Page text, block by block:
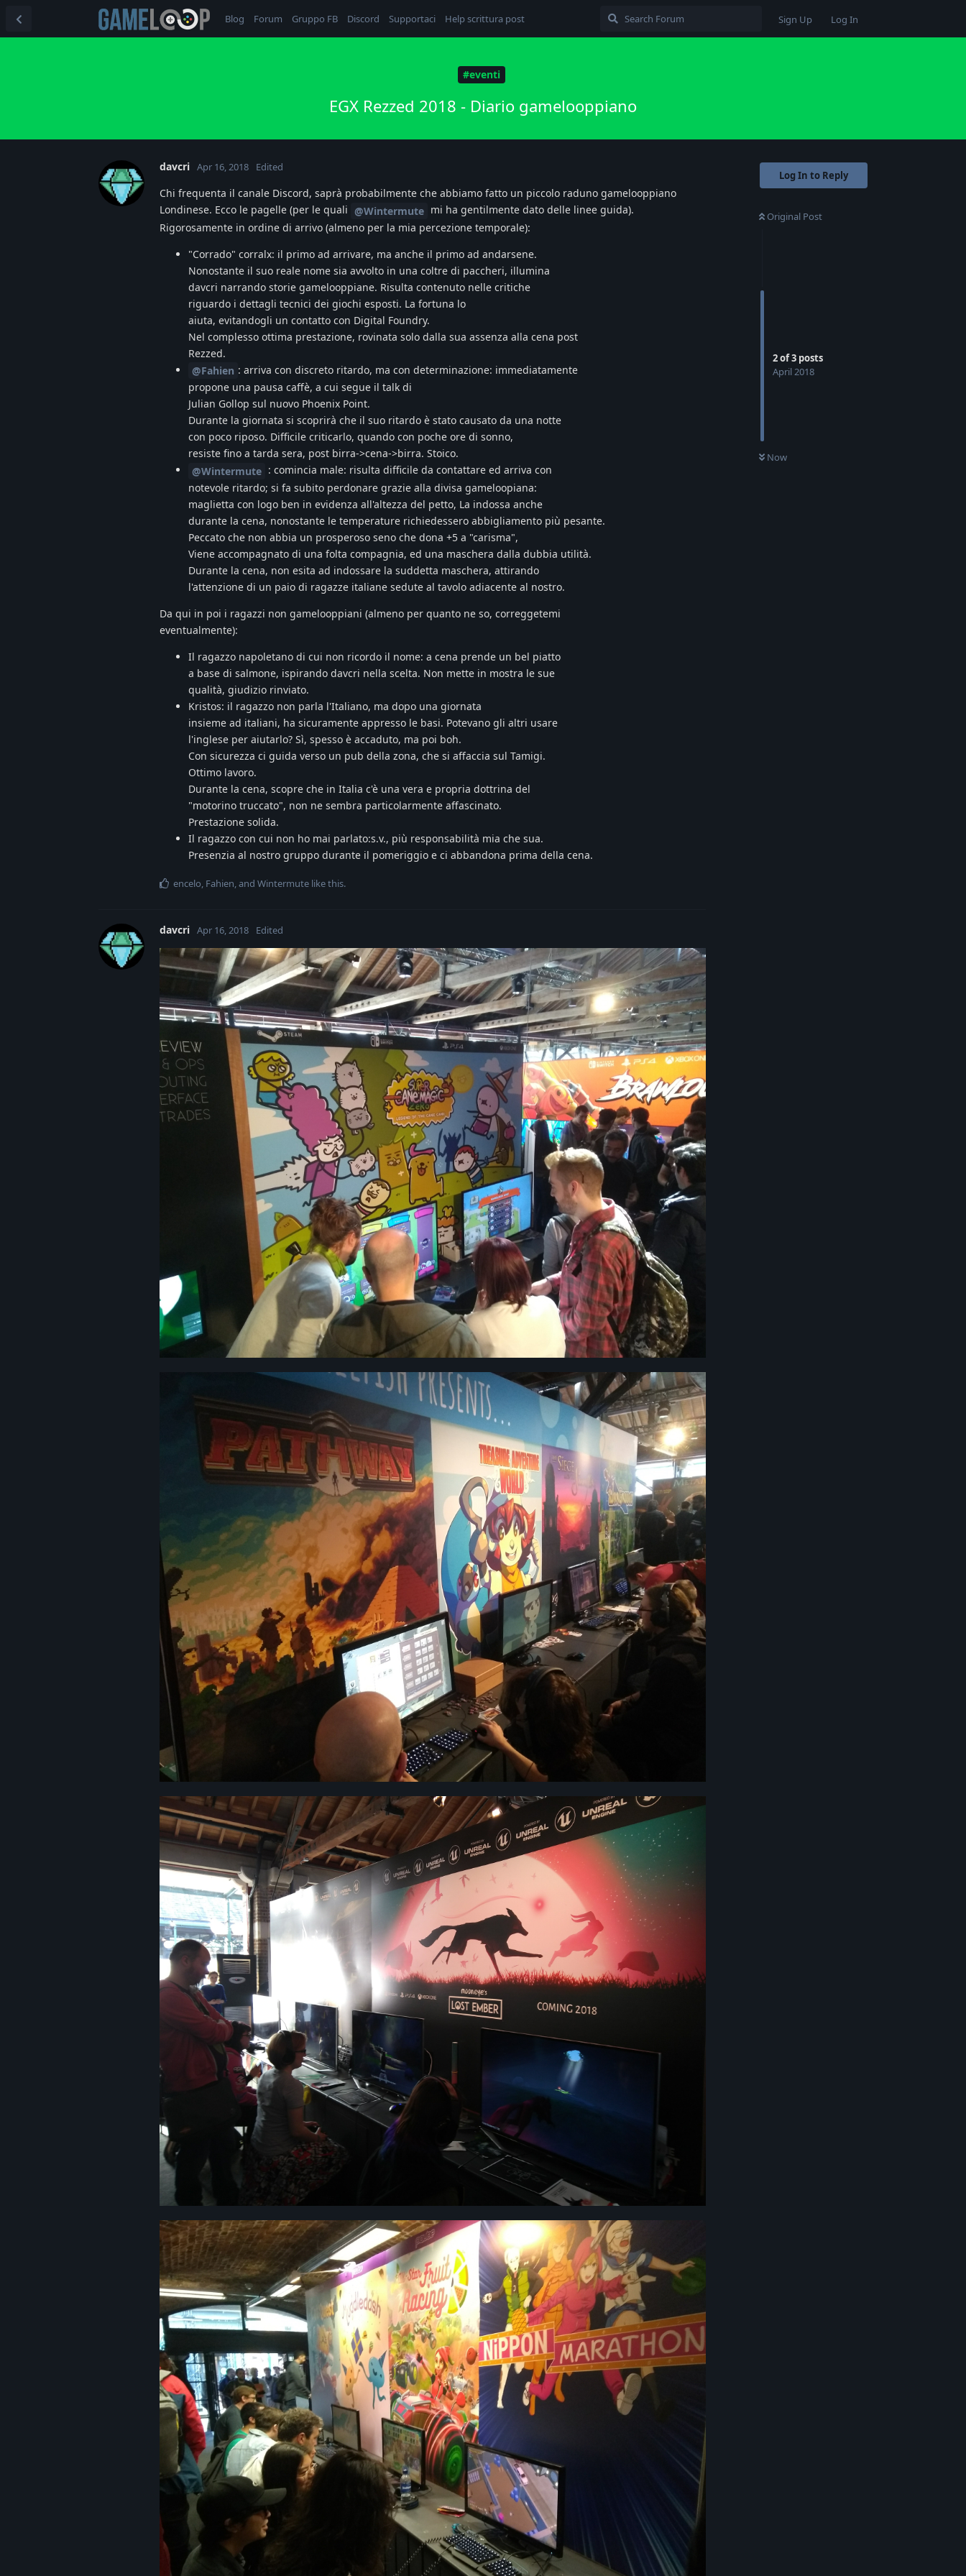
Blog Forum Gruppo FB Discord Supportaci Help scrittura post Sign Up Log In
#eventi
EGX Rezzed 2018 - Diario gamelooppiano
Log In to Reply
Original Post
2of3 posts
April 2018
Now
davcri Apr 16, 2018 Edited
Chi frequenta il canale Discord, saprà probabilmente che abbiamo fatto un piccolo raduno gamelooppiano
Londinese. Ecco le pagelle (per le quali @Wintermute mi ha gentilmente dato delle linee guida).
Rigorosamente in ordine di arrivo (almeno per la mia percezione temporale):
"Corrado" corralx: il primo ad arrivare, ma anche il primo ad andarsene.
Nonostante il suo reale nome sia avvolto in una coltre di paccheri, illumina
davcri narrando storie gamelooppiane. Risulta contenuto nelle critiche
riguardo i dettagli tecnici dei giochi esposti. La fortuna lo
aiuta, evitandogli un contatto con Digital Foundry.
Nel complesso ottima prestazione, rovinata solo dalla sua assenza alla cena post
Rezzed.
@Fahien : arriva con discreto ritardo, ma con determinazione: immediatamente
propone una pausa caffè, a cui segue il talk di
Julian Gollop sul nuovo Phoenix Point.
Durante la giornata si scoprirà che il suo ritardo è stato causato da una notte
con poco riposo. Difficile criticarlo, quando con poche ore di sonno,
resiste fino a tarda sera, post birra->cena->birra. Stoico.
@Wintermute : comincia male: risulta difficile da contattare ed arriva con
notevole ritardo; si fa subito perdonare grazie alla divisa gameloopiana:
maglietta con logo ben in evidenza all'altezza del petto, La indossa anche
durante la cena, nonostante le temperature richiedessero abbigliamento più pesante.
Peccato che non abbia un prosperoso seno che dona +5 a "carisma",
Viene accompagnato di una folta compagnia, ed una maschera dalla dubbia utilità.
Durante la cena, non esita ad indossare la suddetta maschera, attirando
l'attenzione di un paio di ragazze italiane sedute al tavolo adiacente al nostro.
Da qui in poi i ragazzi non gamelooppiani (almeno per quanto ne so, correggetemi
eventualmente):
Il ragazzo napoletano di cui non ricordo il nome: a cena prende un bel piatto
a base di salmone, ispirando davcri nella scelta. Non mette in mostra le sue
qualità, giudizio rinviato.
Kristos: il ragazzo non parla l'Italiano, ma dopo una giornata
insieme ad italiani, ha sicuramente appresso le basi. Potevano gli altri usare
l'inglese per aiutarlo? Sì, spesso è accaduto, ma poi boh.
Con sicurezza ci guida verso un pub della zona, che si affaccia sul Tamigi.
Ottimo lavoro.
Durante la cena, scopre che in Italia c'è una vera e propria dottrina del
"motorino truccato", non ne sembra particolarmente affascinato.
Prestazione solida.
Il ragazzo con cui non ho mai parlato:s.v., più responsabilità mia che sua.
Presenzia al nostro gruppo durante il pomeriggio e ci abbandona prima della cena.
encelo, Fahien, and Wintermute like this.
davcri Apr 16, 2018 Edited